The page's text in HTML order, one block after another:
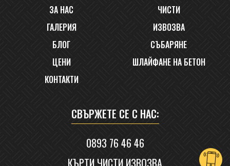
ЗА НАС
ГАЛЕРИЯ
БЛОГ
ЦЕНИ
КОНТАКТИ
ЧИСТИ
ИЗВОЗВА
СЪБАРЯНЕ
ШЛАЙФАНЕ НА БЕТОН
СВЪРЖЕТЕ СЕ С НАС:
0893 76 46 46
КЪРТИ ЧИСТИ ИЗВОЗВА